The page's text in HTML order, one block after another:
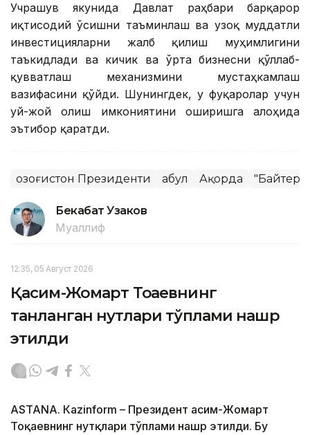
Учрашув якунида Давлат раҳбари барқарор
иқтисодий ўсишни таъминлаш ва узоқ муддатли
инвестицияларни жалб қилиш муҳимлигини
таъкидлади ва кичик ва ўрта бизнесни қўллаб-
қувватлаш механизмини мустаҳкамлаш
вазифасини қўйди. Шунингдек, у фуқаролар учун
уй-жой олиш имкониятини оширишга алоҳида
эътибор қаратди.
Қозоғистон Президенти Қабул Ақорда
Бекабат Узаков
Муаллиф
12:35, 05 Август 2026
Қасим-Жомарт Тоқаевнинг
танланган нутқлари тўплами нашр
этилди
ASTANА. Кazinform – Президент Қасим-Жомарт
Тоқаевнинг нутқлари тўплами нашр этилди. Бу